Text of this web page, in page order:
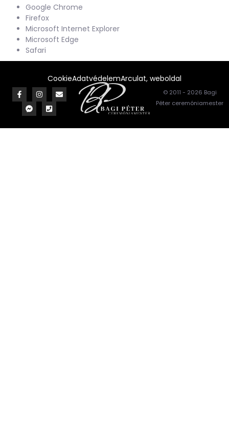
Google Chrome
Firefox
Microsoft Internet Explorer
Microsoft Edge
Safari
CookieAdatvédelemArculat, weboldal
© 2011 - 2026 Bagi
Péter ceremóniamester